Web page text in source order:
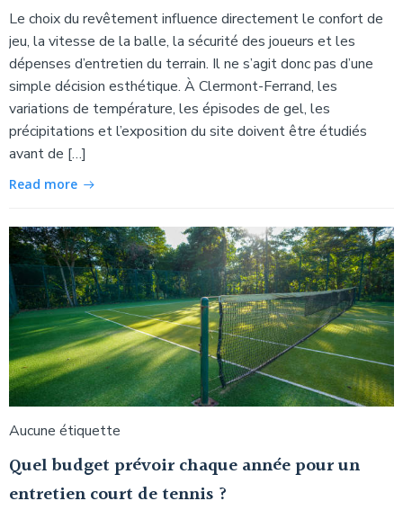
Le choix du revêtement influence directement le confort de
jeu, la vitesse de la balle, la sécurité des joueurs et les
dépenses d’entretien du terrain. Il ne s’agit donc pas d’une
simple décision esthétique. À Clermont-Ferrand, les
variations de température, les épisodes de gel, les
précipitations et l’exposition du site doivent être étudiés
avant de […]
Read more
Aucune étiquette
Quel budget prévoir chaque année pour un
entretien court de tennis ?